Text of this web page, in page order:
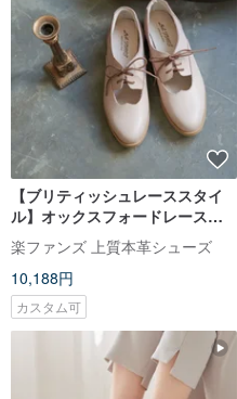
【ブリティッシュレーススタイ
ル】オックスフォードレースレ
ディースシューズ。ローズピン
ク
楽ファンズ 上質本革シューズ
10,188円
カスタム可